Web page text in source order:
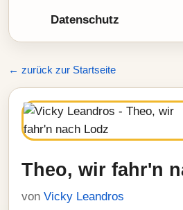
Datenschutz
← zurück zur Startseite
Theo, wir fahr'n
von Vicky Leandros